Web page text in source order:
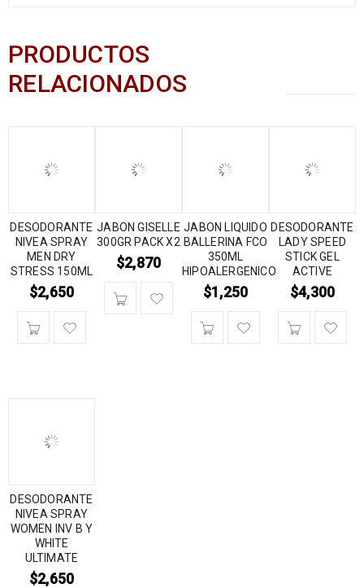
PRODUCTOS
RELACIONADOS
DESODORANTE
NIVEA SPRAY
MEN DRY
STRESS 150ML
$2,650
JABON GISELLE
300GR PACK X2
$2,870
JABON LIQUIDO
BALLERINA FCO
350ML
HIPOALERGENICO
$1,250
DESODORANTE
LADY SPEED
STICK GEL
ACTIVE
$4,300
DESODORANTE
NIVEA SPRAY
WOMEN INV B Y
WHITE
ULTIMATE
$2,650